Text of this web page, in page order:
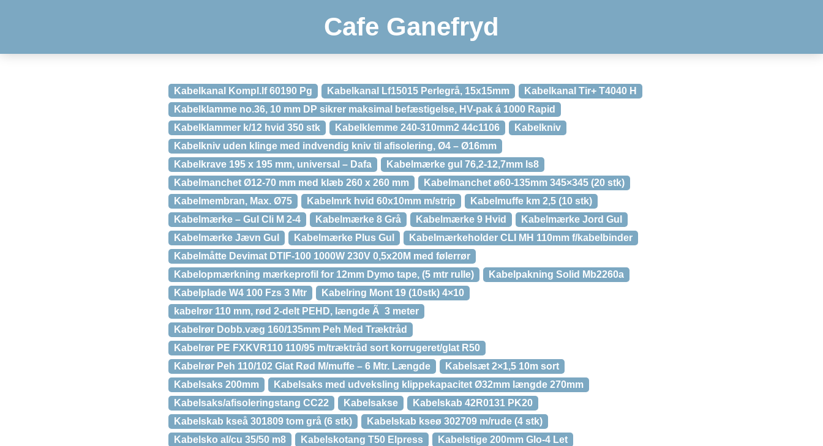
Cafe Ganefryd
Kabelkanal Kompl.lf 60190 Pg Kabelkanal Lf15015 Perlegrå, 15x15mm
Kabelkanal Tir+ T4040 H
Kabelklamme no.36, 10 mm DP sikrer maksimal befæstigelse, HV-pak á 1000 Rapid
Kabelklammer k/12 hvid 350 stk
Kabelklemme 240-310mm2 44c1106
Kabelkniv
Kabelkniv uden klinge med indvendig kniv til afisolering, Ø4 – Ø16mm
Kabelkrave 195 x 195 mm, universal – Dafa
Kabelmærke gul 76,2-12,7mm ls8
Kabelmanchet Ø12-70 mm med klæb 260 x 260 mm
Kabelmanchet ø60-135mm 345×345 (20 stk)
Kabelmembran, Max. Ø75
Kabelmrk hvid 60x10mm m/strip
Kabelmuffe km 2,5 (10 stk)
Kabelmærke – Gul Cli M 2-4
Kabelmærke 8 Grå Kabelmærke 9 Hvid
Kabelmærke Jord Gul
Kabelmærke Jævn Gul
Kabelmærke Plus Gul
Kabelmærkeholder CLI MH 110mm f/kabelbinder
Kabelmåtte Devimat DTIF-100 1000W 230V 0,5x20M med følerrør
Kabelopmærkning mærkeprofil for 12mm Dymo tape, (5 mtr rulle)
Kabelpakning Solid Mb2260a
Kabelplade W4 100 Fzs 3 Mtr
Kabelring Mont 19 (10stk) 4×10
kabelrør 110 mm, rød 2-delt PEHD, længde Ã 3 meter
Kabelrør Dobb.væg 160/135mm Peh Med Træktråd
Kabelrør PE FXKVR110 110/95 m/træktråd sort korrugeret/glat R50
Kabelrør Peh 110/102 Glat Rød M/muffe – 6 Mtr. Længde
Kabelsæt 2×1,5 10m sort
Kabelsaks 200mm
Kabelsaks med udveksling klippekapacitet Ø32mm længde 270mm
Kabelsaks/afisoleringstang CC22
Kabelsakse
Kabelskab 42R0131 PK20
Kabelskab kseå 301809 tom grå (6 stk)
Kabelskab kseø 302709 m/rude (4 stk)
Kabelsko al/cu 35/50 m8
Kabelskotang T50 Elpress
Kabelstige 200mm Glo-4 Let